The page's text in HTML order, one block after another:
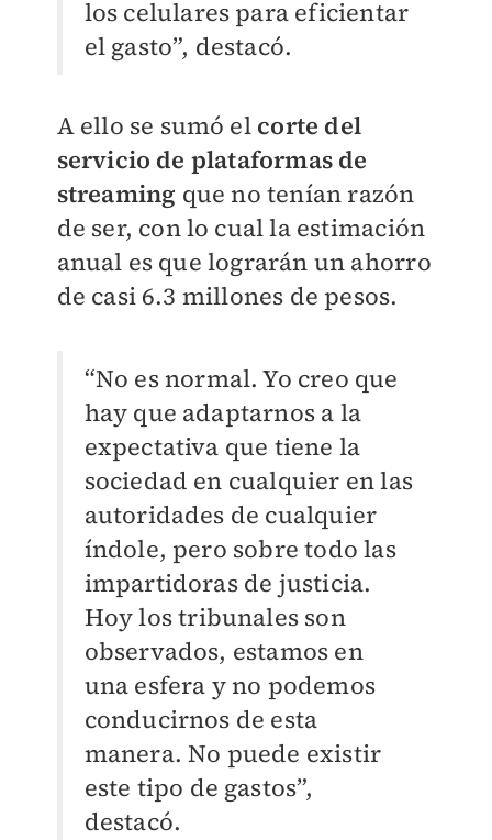
los celulares para eficientar
el gasto”, destacó.
A ello se sumó el corte del
servicio de plataformas de
streaming que no tenían razón
de ser, con lo cual la estimación
anual es que lograrán un ahorro
de casi 6.3 millones de pesos.
“No es normal. Yo creo que
hay que adaptarnos a la
expectativa que tiene la
sociedad en cualquier en las
autoridades de cualquier
índole, pero sobre todo las
impartidoras de justicia.
Hoy los tribunales son
observados, estamos en
una esfera y no podemos
conducirnos de esta
manera. No puede existir
este tipo de gastos”,
destacó.